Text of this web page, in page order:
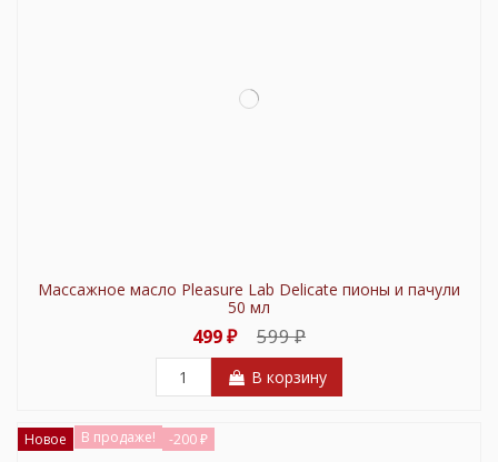
Массажное масло Pleasure Lab Delicate пионы и пачули
50 мл
499 ₽ 599 ₽
В корзину
В продаже! -200 ₽
Новое